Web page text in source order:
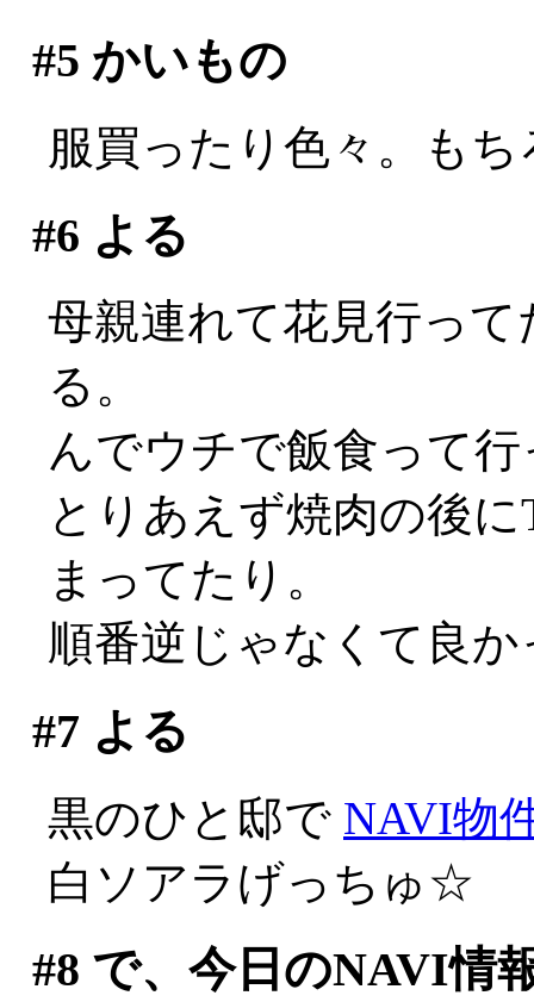
#5 かいもの
服買ったり色々。も
#6 よる
母親連れて花見行っ
る。
んでウチで飯食って
とりあえず焼肉の後
まってたり。
順番逆じゃなくて良
#7 よる
黒のひと邸で NAVI物
白ソアラげっちゅ☆
#8 で、今日のNAVI情